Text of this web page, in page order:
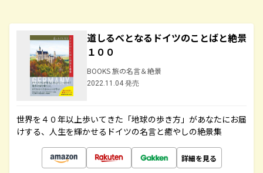
道しるべとなるドイツのことばと絶景
１００
BOOKS 旅の名言＆絶景
2022.11.04 発売
世界を４０年以上歩いてきた「地球の歩き方」があなたにお届
けする、人生を輝かせるドイツの名言と癒やしの絶景集
詳細を見る